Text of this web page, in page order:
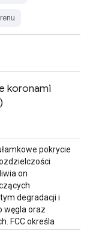
koronami
pokrycie
on
degradacji i
węgla oraz
FCC określa